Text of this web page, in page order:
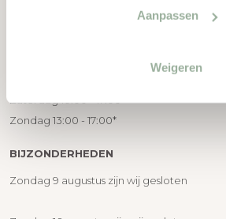
Aanpassen
Weigeren
Zondag 13:00 - 17:00*
BIJZONDERHEDEN
Zondag 9 augustus zijn wij gesloten